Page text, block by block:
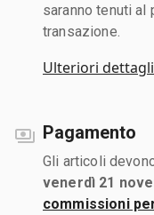
saranno tenuti
transazione.
Ulteriori dettagli
Pagamento
Gli articoli
venerdì 21
commissioni